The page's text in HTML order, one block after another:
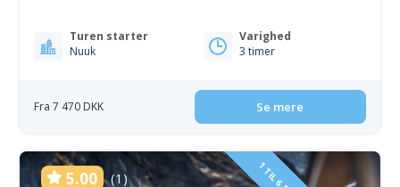
Turen starter
Nuuk
Varighed
3 timer
Fra 7 470 DKK Se mere
5.00 (1)